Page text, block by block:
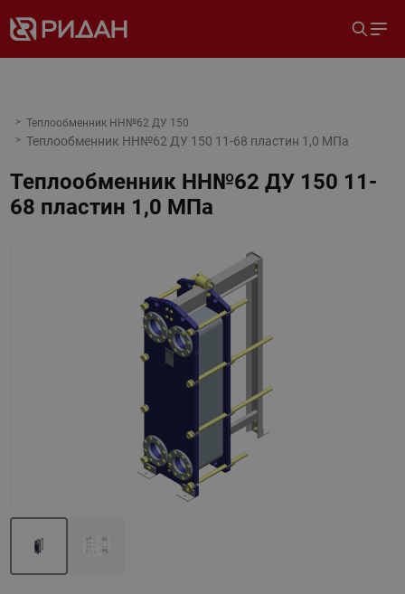
Теплообменник НН№62 ДУ 150
Теплообменник НН№62 ДУ 150 11-68 пластин 1,0 МПа
Теплообменник НН№62 ДУ 150 11-
68 пластин 1,0 МПа